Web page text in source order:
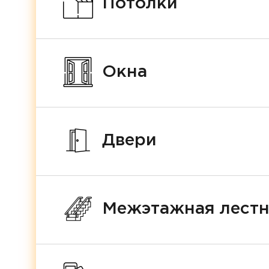
Потолки
Окна
Двери
Межэтажная